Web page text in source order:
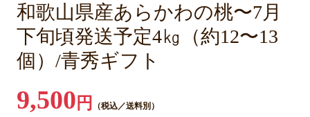
和歌山県産あらかわの桃〜7月
下旬頃発送予定4㎏（約12〜13
個）/青秀ギフト
9,500 円 （税込／送料別）